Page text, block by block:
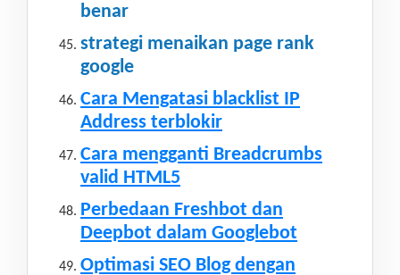
benar
strategi menaikan page rank
google
Cara Mengatasi blacklist IP
Address terblokir
Cara mengganti Breadcrumbs
valid HTML5
Perbedaan Freshbot dan
Deepbot dalam Googlebot
Optimasi SEO Blog dengan